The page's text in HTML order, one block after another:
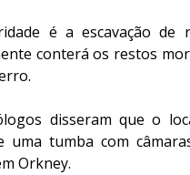
é a escavação
conterá os restos
disseram que o
uma tumba com
Orkney.